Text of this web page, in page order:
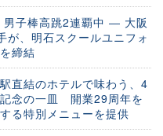
男子棒高跳2連覇中 ― 大阪
が、明石スクールユニフォ
締結
直結のホテルで味わう、4
念の一皿 開業29周年を
る特別メニューを提供